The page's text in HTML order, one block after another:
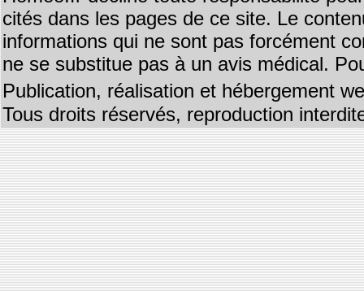
cités dans les pages de ce site. Le
informations qui ne sont pas forcément
ne se substitue pas à un avis médical.
Publication, réalisation et hébergement
Tous droits réservés, reproduction